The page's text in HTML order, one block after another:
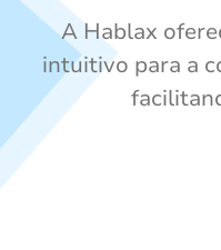
A Hablax
intuitivo para a